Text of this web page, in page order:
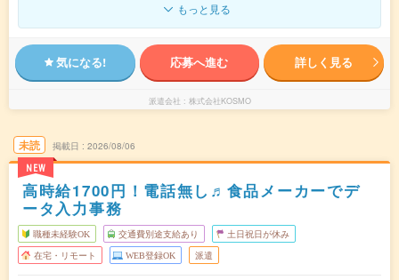
もっと見る
気になる! 応募へ進む 詳しく見る
派遣会社 株式会社KOSMO
未読
NEW
掲載日 2026/08/06
高時給1700円！電話無し♬食品メーカーでデ
ータ入力事務
職種未経験OK 交通費別途支給あり 土日祝日が休み
在宅・リモート WEB登録OK 派遣